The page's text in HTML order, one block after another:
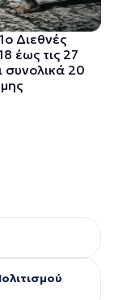
Διεθνές
έως τις 27
συνολικά 20